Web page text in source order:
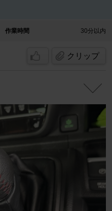
作業時間 30分以内
クリップ